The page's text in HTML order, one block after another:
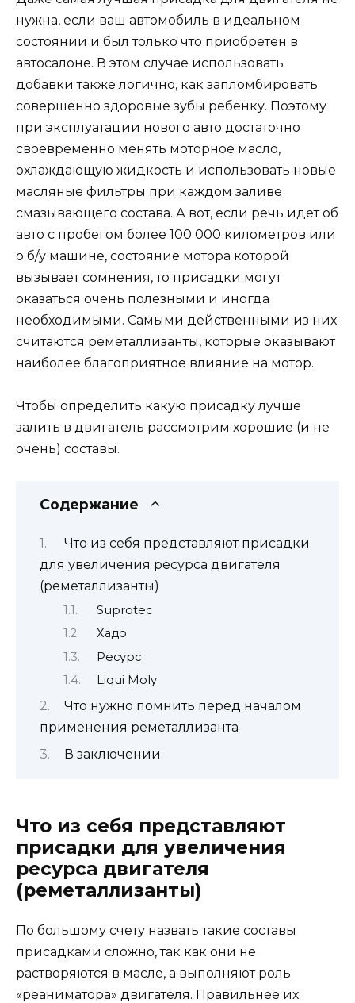
нужна, если ваш автомобиль в идеальном
состоянии и был только что приобретен в
автосалоне. В этом случае использовать
добавки также логично, как запломбировать
совершенно здоровые зубы ребенку. Поэтому
при эксплуатации нового авто достаточно
своевременно менять моторное масло,
охлаждающую жидкость и использовать новые
масляные фильтры при каждом заливе
смазывающего состава. А вот, если речь идет об
авто с пробегом более 100 000 километров или
о б/у машине, состояние мотора которой
вызывает сомнения, то присадки могут
оказаться очень полезными и иногда
необходимыми. Самыми действенными из них
считаются реметаллизанты, которые оказывают
наиболее благоприятное влияние на мотор.
Чтобы определить какую присадку лучше
залить в двигатель рассмотрим хорошие (и не
очень) составы.
Содержание
Что из себя представляют присадки
для увеличения ресурса двигателя
(реметаллизанты)
Suprotec
Хадо
Ресурс
Liqui Moly
Что нужно помнить перед началом
применения реметаллизанта
В заключении
Что из себя представляют
присадки для увеличения
ресурса двигателя
(реметаллизанты)
По большому счету назвать такие составы
присадками сложно, так как они не
растворяются в масле, а выполняют роль
«реаниматора» двигателя. Правильнее их